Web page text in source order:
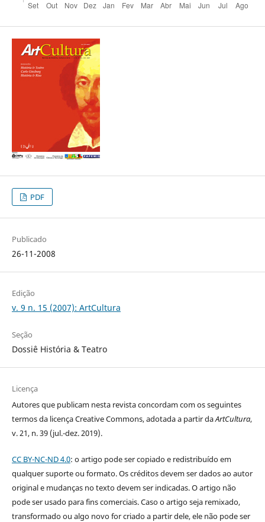
PDF
Publicado
26-11-2008
Edição
v. 9 n. 15 (2007): ArtCultura
Seção
Dossiê História & Teatro
Licença
Autores que publicam nesta revista concordam com os seguintes
termos da licença Creative Commons, adotada a partir daArtCultura,
v. 21, n. 39 (jul.-dez. 2019).
CC BY-NC-ND 4.0: o artigo pode ser copiado e redistribuído em
qualquer suporte ou formato. Os créditos devem ser dados ao autor
original e mudanças no texto devem ser indicadas. O artigo não
pode ser usado para fins comerciais. Caso o artigo seja remixado,
transformado ou algo novo for criado a partir dele, ele não pode ser